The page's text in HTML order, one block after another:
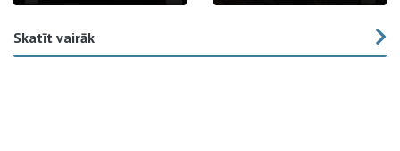
Skatīt vairāk